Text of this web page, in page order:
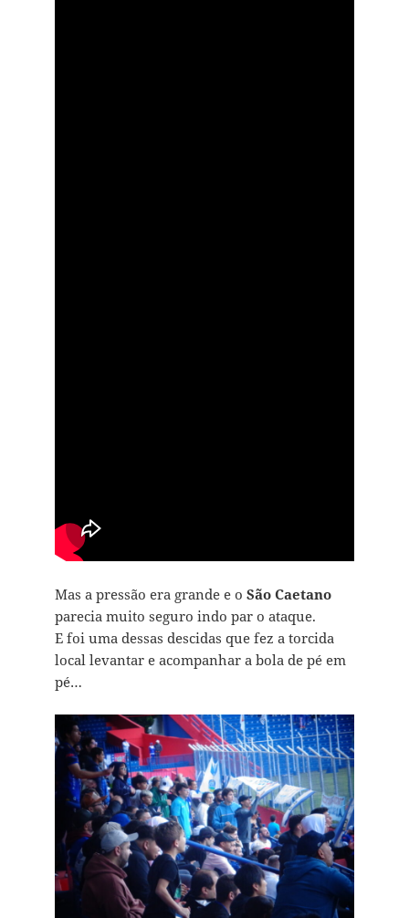
Mas a pressão era grande e o São Caetano
parecia muito seguro indo par o ataque.
E foi uma dessas descidas que fez a torcida
local levantar e acompanhar a bola de pé em
pé…